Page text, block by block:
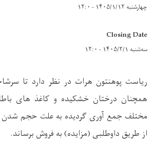
چهارشنبه ۱۴۰۵/۱/۱۲ - ۱۲:۰
Closing Date
سه‌شنبه ۱۴۰۵/۲/۱ - ۱۲:۰
ریاست پوهنتون هرات در نظر دارد تا
همچنان درختان خشکیده و کاغذ های
مختلف جمع آوری گردیده به علت حجم شدن
از طریق داوطلبی (مزایده) به فروش برساند.